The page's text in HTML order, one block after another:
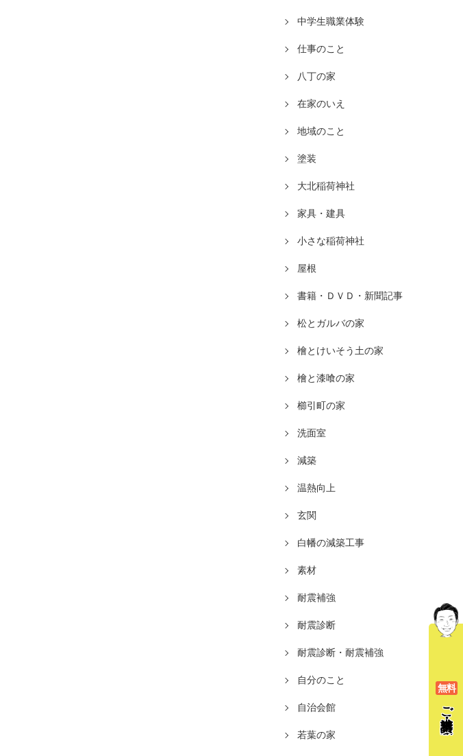
無料
ご相談
中学生職業体験
仕事のこと
八丁の家
在家のいえ
地域のこと
塗装
大北稲荷神社
家具・建具
小さな稲荷神社
屋根
書籍・ＤＶＤ・新聞記事
松とガルバの家
檜とけいそう土の家
檜と漆喰の家
櫛引町の家
洗面室
減築
温熱向上
玄関
白幡の減築工事
素材
耐震補強
耐震診断
耐震診断・耐震補強
自分のこと
自治会館
若葉の家